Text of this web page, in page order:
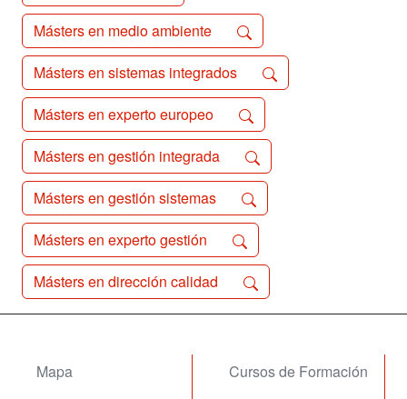
Másters en medio ambiente
Másters en sistemas integrados
Másters en experto europeo
Másters en gestión integrada
Másters en gestión sistemas
Másters en experto gestión
Másters en dirección calidad
Mapa
Cursos de Formación